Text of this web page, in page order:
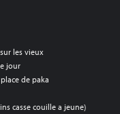
les vieux
jour
de paka
casse couille a jeune)